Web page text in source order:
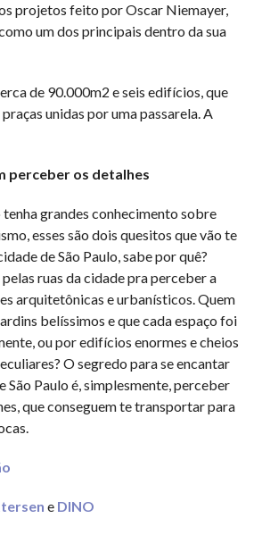
projetos feito por Oscar Niemayer,
um dos principais dentro da sua
de 90.000m2 e seis edifícios, que
unidas por uma passarela. A
perceber os detalhes
grandes conhecimento sobre
esses são dois quesitos que vão te
de São Paulo, sabe por quê?
ruas da cidade pra perceber a
arquitetônicas e urbanísticos. Quem
belíssimos e que cada espaço foi
ou por edifícios enormes e cheios
O segredo para se encantar
São Paulo é, simplesmente, perceber
que conseguem te transportar para
e DINO